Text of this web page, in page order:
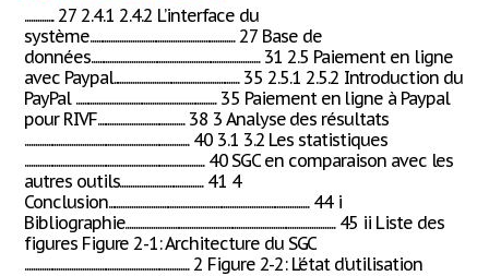
.............. 27 2.4.1 2.4.2 L’interface du
système.................................................................... 27 Base de
données............................................................................... 31 2.5 Paiement en ligne
avec Paypal........................................................... 35 2.5.1 2.5.2 Introduction du
PayPal .................................................................. 35 Paiement en ligne à Paypal
pour RIVF......................................... 38 3 Analyse des résultats
............................................................................. 40 3.1 3.2 Les statistiques
.................................................................................... 40 SGC en comparaison avec les
autres outils....................................... 41 4
Conclusion.............................................................................................. 44 i
Bibliographie.................................................................................................. 45 ii Liste des
figures Figure 2-1: Architecture du SGC
............................................................................. 2 Figure 2-2: L’état d’utilisation